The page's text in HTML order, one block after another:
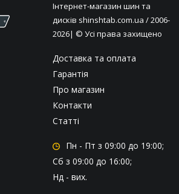
Доставка та оплата
Гарантія
Про магазин
Контакти
Статті
Пн - Пт з 09:00 до 19:00;
Сб з 09:00 до 16:00;
Нд - вих.
Інтернет-магазин шин та
дисків shinshtab.com.ua / 2006-
2026| © Усі права захищено